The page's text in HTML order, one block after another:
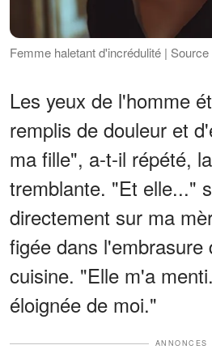
Femme haletant d'incrédulité |
Les yeux de l'homme
remplis de douleur et
ma fille", a-t-il répété,
tremblante. "Et elle..."
directement sur ma
figée dans
cuisine. "Elle m'a
éloignée de moi."
ANNONCES